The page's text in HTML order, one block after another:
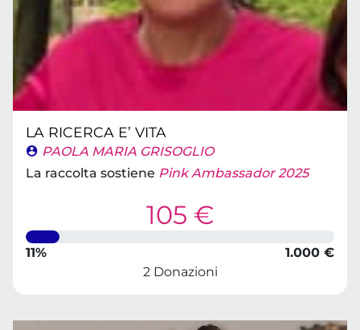
LA RICERCA E’ VITA
PAOLA MARIA GRISOGLIO
La raccolta sostiene Pink Ambassador 2025
105 €
11%
1.000 €
2 Donazioni